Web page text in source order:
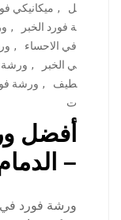
ل
, ميكانيكي
ة فورد الخبر
,
في الاحساء
,
ي الخبر
, ورشة
طيف
, ورشة
ت
أفضل
–
ورشة فورد في